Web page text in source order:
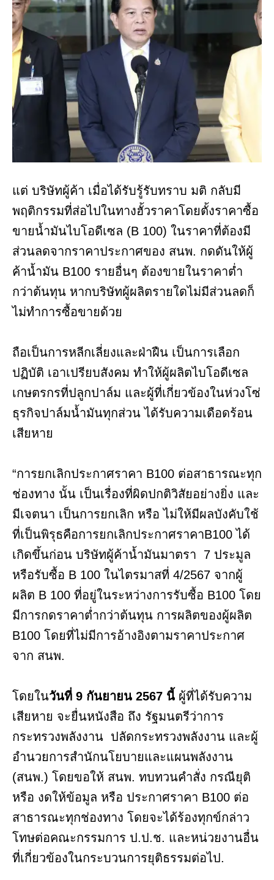
แต่ บริษัทผู้ค้า เมื่อได้รับรู้รับทราบ มติ กลับมี
พฤติกรรมที่ส่อไปในทางฮั้วราคาโดยตั้งราคาซื้อ
ขายน้ำมันไบโอดีเซล (B 100) ในราคาที่ต้องมี
ส่วนลดจากราคาประกาศของ สนพ. กดดันให้ผู้
ค้าน้ำมัน B100 รายอื่นๆ ต้องขายในราคาต่ำ
กว่าต้นทุน หากบริษัทผู้ผลิตรายใดไม่มีส่วนลดก็
ไม่ทำการซื้อขายด้วย
ถือเป็นการหลีกเลี่ยงและฝ่าฝืน เป็นการเลือก
ปฏิบัติ เอาเปรียบสังคม ทำให้ผู้ผลิตไบโอดีเซล
เกษตรกรที่ปลูกปาล์ม และผู้ที่เกี่ยวข้องในห่วงโซ่
ธุรกิจปาล์มน้ำมันทุกส่วน ได้รับความเดือดร้อน
เสียหาย
“การยกเลิกประกาศราคา B100 ต่อสาธารณะทุก
ช่องทาง นั้น เป็นเรื่องที่ผิดปกติวิสัยอย่างยิ่ง และ
มีเจตนา เป็นการยกเลิก หรือ ไม่ให้มีผลบังคับใช้
ที่เป็นพิรุธคือการยกเลิกประกาศราคาB100 ได้
เกิดขึ้นก่อน บริษัทผู้ค้าน้ำมันมาตรา 7 ประมูล
หรือรับซื้อ B 100 ในไตรมาสที่ 4/2567 จากผู้
ผลิต B 100 ที่อยู่ในระหว่างการรับซื้อ B100 โดย
มีการกดราคาต่ำกว่าต้นทุน การผลิตของผู้ผลิต
B100 โดยที่ไม่มีการอ้างอิงตามราคาประกาศ
จาก สนพ.
โดยในวันที่ 9 กันยายน 2567 นี้ ผู้ที่ได้รับความ
เสียหาย จะยื่นหนังสือ ถึง รัฐมนตรีว่าการ
กระทรวงพลังงาน ปลัดกระทรวงพลังงาน และผู้
อำนวยการสำนักนโยบายและแผนพลังงาน
(สนพ.) โดยขอให้ สนพ. ทบทวนคำสั่ง กรณียุติ
หรือ งดให้ข้อมูล หรือ ประกาศราคา B100 ต่อ
สาธารณะทุกช่องทาง โดยจะได้ร้องทุกข์กล่าว
โทษต่อคณะกรรมการ ป.ป.ช. และหน่วยงานอื่น
ที่เกี่ยวข้องในกระบวนการยุติธรรมต่อไป.